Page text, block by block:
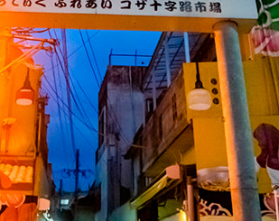
［10/12］銀天街コスプレナイ
ト2025＠沖縄市コザ十字路銀
天街エリア
10/12・沖縄市コザ銀天街で、コス
プレイベントを開催します！
詳細を見る